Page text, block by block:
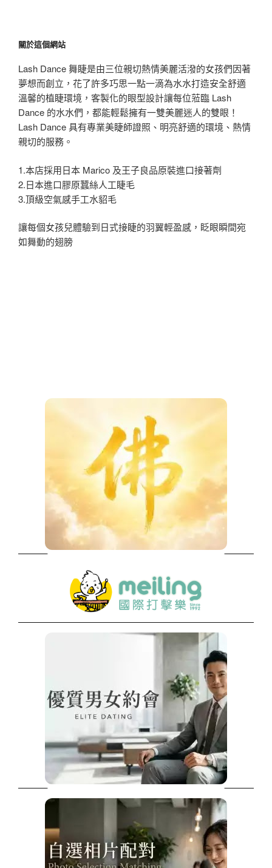
關於這個網站
Lash Dance 舞睫是由三位親切熱情美麗活潑的女孩們因著
夢想而創立，花了許多巧思一點一滴為水水打造安全舒適
溫馨的植睫環境，客製化的眼型設計讓每位蒞臨 Lash
Dance 的水水們，都能輕鬆擁有一雙美麗迷人的雙眼！
Lash Dance 具有專業美睫師證照、明亮舒適的環境、熱情
親切的服務。
1.本店採用日本 Marico 及王子良品原裝進口接著劑
2.日本進口膠原蠶絲人工睫毛
3.頂級空氣感手工水貂毛
讓每個女孩兒體驗到日式接睫的羽翼輕盈感，眨眼瞬間宛
如舞動的翅膀